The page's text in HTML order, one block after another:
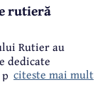
rutieră
Rutier au
dedicate
unui
citeste mai mult